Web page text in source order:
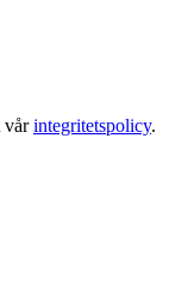
vårintegritetspolicy.